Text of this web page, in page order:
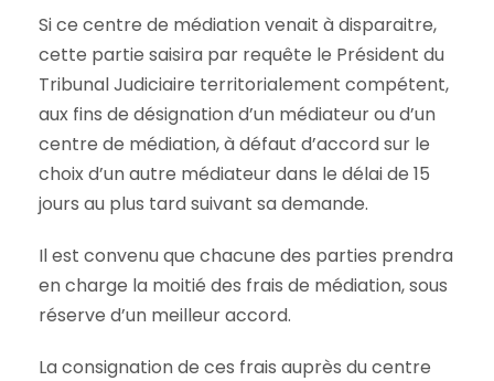
Si ce centre de médiation venait à disparaitre,
cette partie saisira par requête le Président du
Tribunal Judiciaire territorialement compétent,
aux fins de désignation d’un médiateur ou d’un
centre de médiation, à défaut d’accord sur le
choix d’un autre médiateur dans le délai de 15
jours au plus tard suivant sa demande.
Il est convenu que chacune des parties prendra
en charge la moitié des frais de médiation, sous
réserve d’un meilleur accord.
La consignation de ces frais auprès du centre